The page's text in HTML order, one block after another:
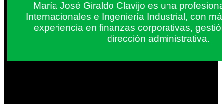
María José Giraldo Clavijo es una
Internacionales e Ingeniería Industrial, con
experiencia en finanzas corporativas,
dirección administrativa.